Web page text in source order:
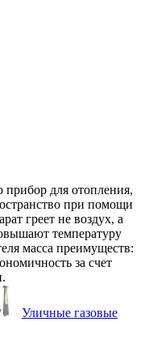
для отопления,
при помощи
греет не воздух, а
температуру
масса преимуществ:
за счет
Уличные газовые